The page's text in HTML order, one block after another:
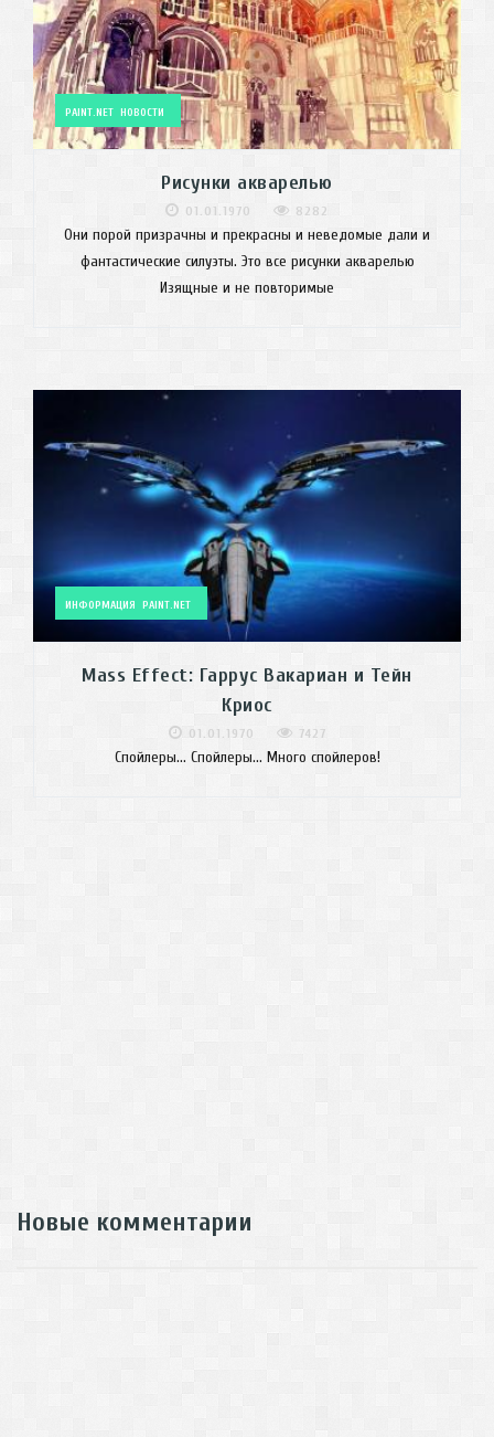
PAINT.NET НОВОСТИ
Рисунки акварелью
01.01.1970 8282
Они порой призрачны и прекрасны и неведомые дали и
фантастические силуэты. Это все рисунки акварелью
Изящные и не повторимые
ИНФОРМАЦИЯ PAINT.NET
Mass Effect: Гаррус Вакариан и Тейн
Криос
01.01.1970 7427
Спойлеры... Спойлеры... Много спойлеров!
Новые комментарии